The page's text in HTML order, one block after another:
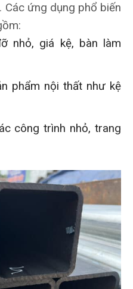
Các ứng dụng phổ biến
nhỏ, giá kệ, bàn làm
phẩm nội thất như kệ
công trình nhỏ, trang